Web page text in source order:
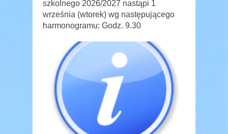
szkolnego 2026/2027 nastąpi 1
września (wtorek) wg następującego
harmonogramu: Godz. 9.30